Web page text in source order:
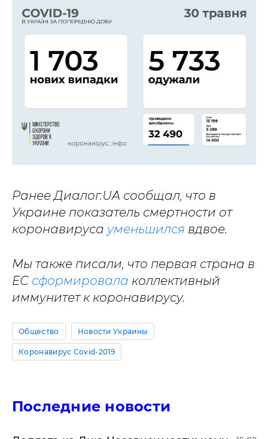
Ранее Диалог.UA сообщал, что в
Украине показатель смертности от
коронавируса уменьшился вдвое.
Мы также писали, что первая страна в
ЕС сформировала коллективный
иммунитет к коронавирусу.
Общество Новости Украины
Коронавирус Covid-2019
Последние новости